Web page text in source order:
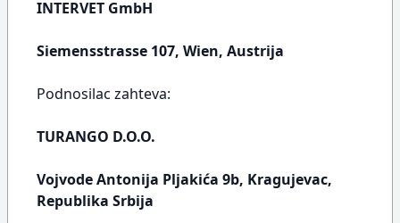
INTERVET GmbH
Siemensstrasse 107, Wien, Austrija
Podnosilac zahteva:
TURANGO D.O.O.
Vojvode Antonija Pljakića 9b, Kragujevac,
Republika Srbija